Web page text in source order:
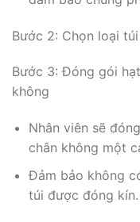
Bước 2: Chọn loại
Bước 3: Đóng gói
không
Nhân viên sẽ
chân không một
Đảm bảo không
túi được đóng kín.